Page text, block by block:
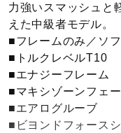
コラボ／ラ
セール
力強いスマッシュと
えた中級者モデル。
■フレームのみ／ソ
■トルクレベルT10
■エナジーフレーム
■マキシゾーンフェ
■エアログルーブ
■ビヨンドフォース